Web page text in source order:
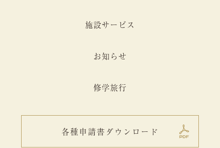
施設サービス
お知らせ
修学旅行
各種申請書ダウンロード